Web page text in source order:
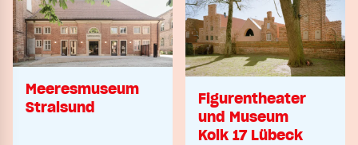
Meeresmuseum
Stralsund
Figurentheater
und Museum
Kolk 17 Lübeck